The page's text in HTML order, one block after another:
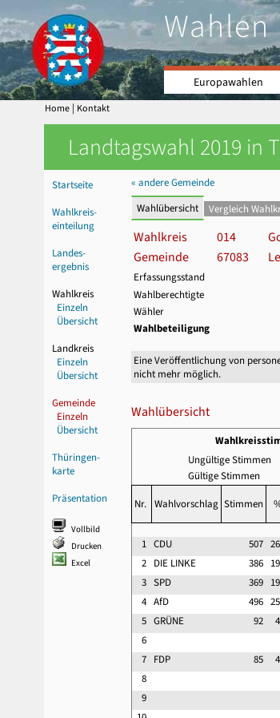
Europawahlen
Home | Kontakt
Landtagswahl 2019 in
Startseite
Wahlkreis-
einteilung
Landes-
ergebnis
Wahlkreis
Einzeln
Übersicht
Landkreis
Einzeln
Übersicht
Gemeinde
Einzeln
Übersicht
Thüringen-
karte
Präsentation
Vollbild
Drucken
Excel
« andere Gemeinde
Wahlübersicht
Vergleich
Wahlkreis 014
Gemeinde
67083
Erfassungsstand
Wahlberechtigte
Wähler
Wahlbeteiligung
Eine Veröffentlichung von
nicht mehr möglich.
Wahlübersicht
Ungültige Stimmen
Gültige Stimmen
Nr. Wahlvorschlag Stimmen
1 CDU 507
2 DIE LINKE 386
3 SPD 369
4 AfD 496
5 GRÜNE 92
6
7 FDP 85
8
9